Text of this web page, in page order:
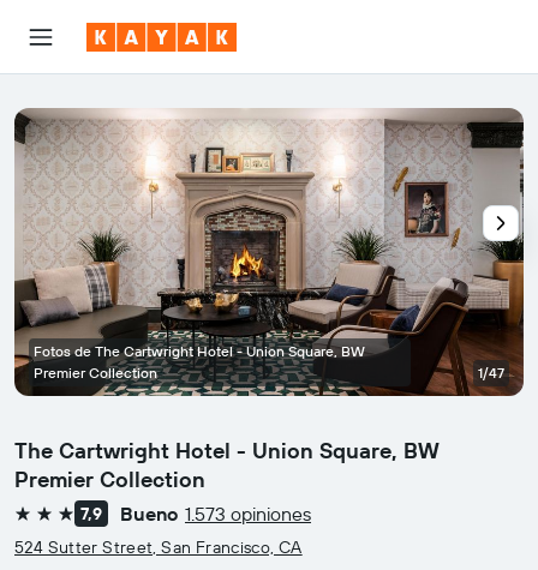
The Cartwright Hotel - Union Square, BW
Premier Collection
3 estrellas
7,9 Bueno 1.573 opiniones
524 Sutter Street, San Francisco, CA
Fotos de The Cartwright Hotel - Union Square, BW
Premier Collection
1/47